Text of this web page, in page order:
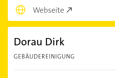
Webseite
Dorau Dirk
GEBÄUDEREINIGUNG